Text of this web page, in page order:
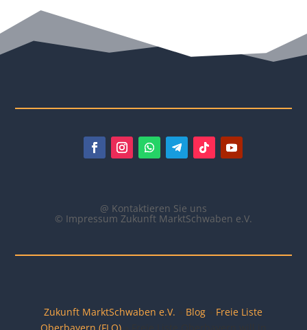
@ Kontaktieren Sie uns
© Impressum Zukunft MarktSchwaben e.V.
Zukunft MarktSchwaben e.V. Blog
Freie Liste